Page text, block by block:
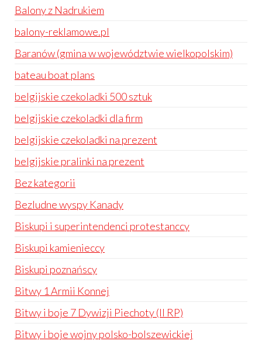
Balony z Nadrukiem
balony-reklamowe.pl
Baranów (gmina w województwie wielkopolskim)
bateau boat plans
belgijskie czekoladki 500 sztuk
belgijskie czekoladki dla firm
belgijskie czekoladki na prezent
belgijskie pralinki na prezent
Bez kategorii
Bezludne wyspy Kanady
Biskupi i superintendenci protestanccy
Biskupi kamienieccy
Biskupi poznańscy
Bitwy 1 Armii Konnej
Bitwy i boje 7 Dywizji Piechoty (II RP)
Bitwy i boje wojny polsko-bolszewickiej